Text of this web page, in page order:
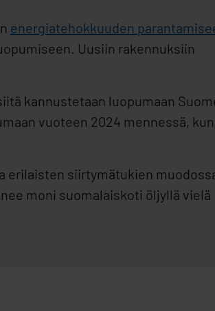
energiatehokkuuden
Uusiin rakennuksiin
kannustetaan luopumaan
vuoteen 2024 mennessä,
erilaisten siirtymätukien
moni suomalaiskoti öljyllä vielä